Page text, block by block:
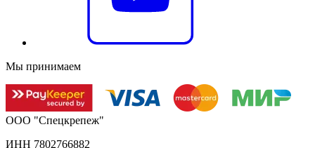
Мы принимаем
ООО "Спецкрепеж"
ИНН 7802766882